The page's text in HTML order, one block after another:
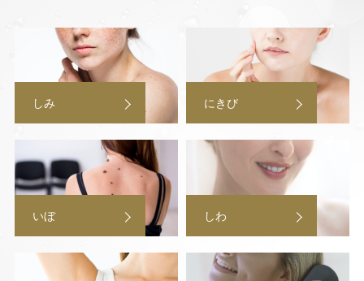
しみ にきび
いぼ しわ